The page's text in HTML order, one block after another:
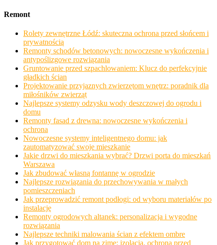
Remont
Rolety zewnętrzne Łódź: skuteczna ochrona przed słońcem i
prywatnością
Remonty schodów betonowych: nowoczesne wykończenia i
antypoślizgowe rozwiązania
Gruntowanie przed szpachlowaniem: Klucz do perfekcyjnie
gładkich ścian
Projektowanie przyjaznych zwierzętom wnętrz: poradnik dla
miłośników zwierząt
Najlepsze systemy odzysku wody deszczowej do ogrodu i
domu
Remonty fasad z drewna: nowoczesne wykończenia i
ochrona
Nowoczesne systemy inteligentnego domu: jak
zautomatyzować swoje mieszkanie
Jakie drzwi do mieszkania wybrać? Drzwi porta do mieszkań
Warszawa
Jak zbudować własną fontannę w ogrodzie
Najlepsze rozwiązania do przechowywania w małych
pomieszczeniach
Jak przeprowadzić remont podłogi: od wyboru materiałów po
instalację
Remonty ogrodowych altanek: personalizacja i wygodne
rozwiązania
Najlepsze techniki malowania ścian z efektem ombre
Jak przygotować dom na zimę: izolacja, ochrona przed